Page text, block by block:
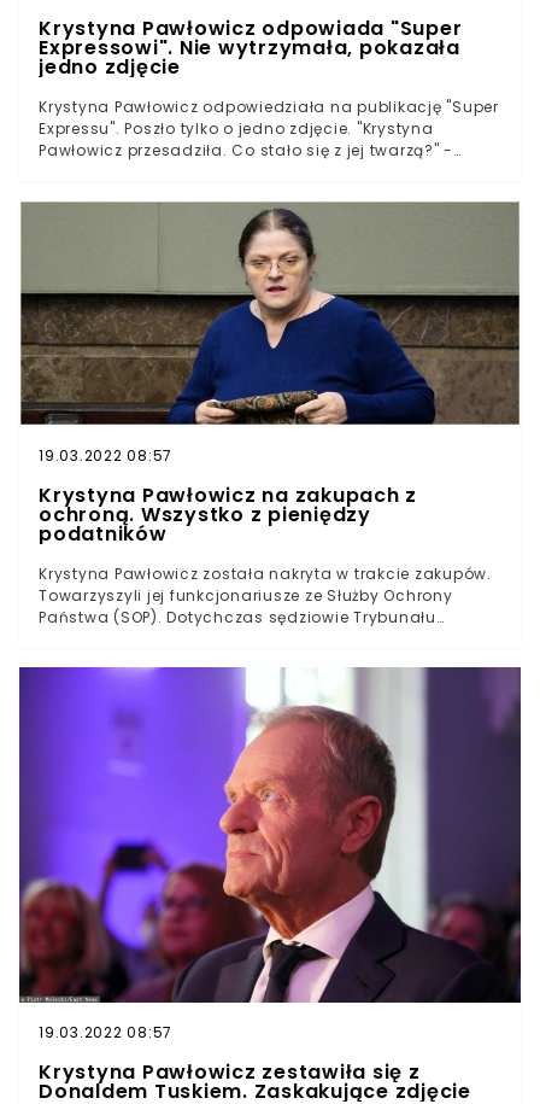
Krystyna Pawłowicz odpowiada "Super
Expressowi". Nie wytrzymała, pokazała
jedno zdjęcie
Krystyna Pawłowicz odpowiedziała na publikację "Super
Expressu". Poszło tylko o jedno zdjęcie. "Krystyna
Pawłowicz przesadziła. Co stało się z jej twarzą?" -
Dziennikarze zwrócili uwagę na wpis, w którym
prawniczka opublikowała zdjęcie twarzy, ubogacone o
niestandardowy filtr. "Wczoraj w Warszawie było trochę
słońca, zdążyłam ciutkę opalić się" - żartowała.
19.03.2022 08:57
Krystyna Pawłowicz na zakupach z
ochroną. Wszystko z pieniędzy
podatników
Krystyna Pawłowicz została nakryta w trakcie zakupów.
Towarzyszyli jej funkcjonariusze ze Służby Ochrony
Państwa (SOP). Dotychczas sędziowie Trybunału
zapłacą nawet ćwierć miliona złotych tylko w ciągu
19.03.2022 08:57
Krystyna Pawłowicz zestawiła się z
Donaldem Tuskiem. Zaskakujące zdjęcie